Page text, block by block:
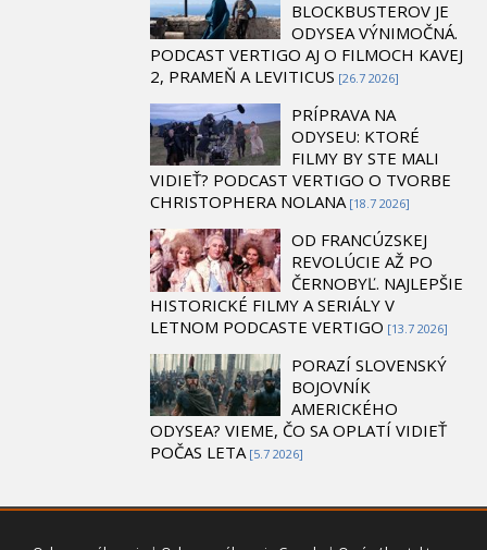
BLOCKBUSTEROV JE
ODYSEA VÝNIMOČNÁ.
PODCAST VERTIGO AJ O FILMOCH KAVEJ
2, PRAMEŇ A LEVITICUS [26.7 2026]
PRÍPRAVA NA
ODYSEU: KTORÉ
FILMY BY STE MALI
VIDIEŤ? PODCAST VERTIGO O TVORBE
CHRISTOPHERA NOLANA [18.7 2026]
OD FRANCÚZSKEJ
REVOLÚCIE AŽ PO
ČERNOBYĽ. NAJLEPŠIE
HISTORICKÉ FILMY A SERIÁLY V
LETNOM PODCASTE VERTIGO [13.7 2026]
PORAZÍ SLOVENSKÝ
BOJOVNÍK
AMERICKÉHO
ODYSEA? VIEME, ČO SA OPLATÍ VIDIEŤ
POČAS LETA [5.7 2026]